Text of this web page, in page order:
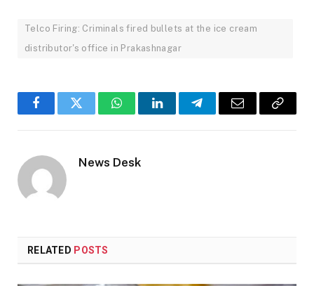
Telco Firing: Criminals fired bullets at the ice cream
distributor's office in Prakashnagar
FacebookTwitter WhatsAppLinkedInTelegramEmail
Copy
News Desk
RELATED POSTS